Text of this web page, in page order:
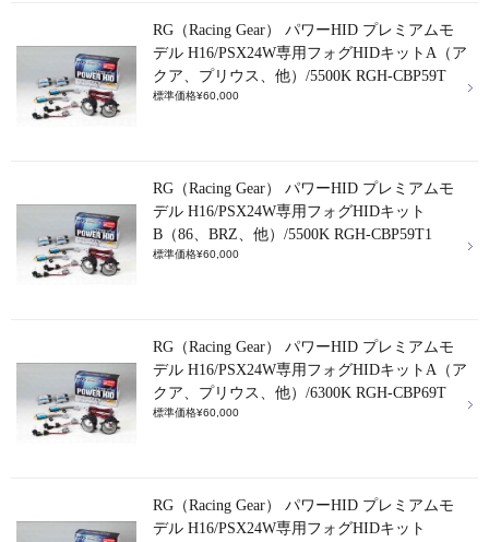
RG（Racing Gear） パワーHID プレミアムモ
デル H16/PSX24W専用フォグHIDキットA（ア
クア、プリウス、他）/5500K RGH-CBP59T
標準価格¥60,000
RG（Racing Gear） パワーHID プレミアムモ
デル H16/PSX24W専用フォグHIDキット
B（86、BRZ、他）/5500K RGH-CBP59T1
標準価格¥60,000
RG（Racing Gear） パワーHID プレミアムモ
デル H16/PSX24W専用フォグHIDキットA（ア
クア、プリウス、他）/6300K RGH-CBP69T
標準価格¥60,000
RG（Racing Gear） パワーHID プレミアムモ
デル H16/PSX24W専用フォグHIDキット